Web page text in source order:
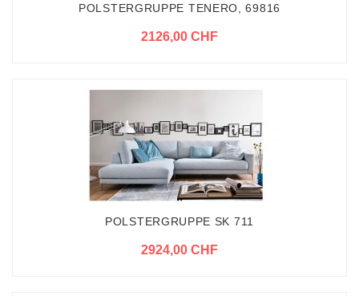
POLSTERGRUPPE TENERO, 69816
2126,00 CHF
POLSTERGRUPPE SK 711
2924,00 CHF